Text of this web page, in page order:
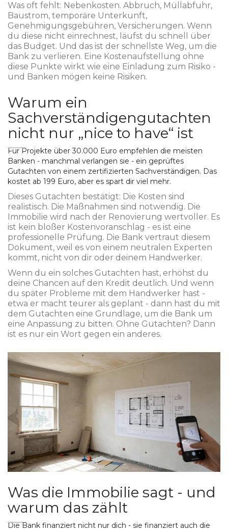
Was oft fehlt: Nebenkosten. Abbruch, Müllabfuhr,
Baustrom, temporäre Unterkunft,
Genehmigungsgebühren, Versicherungen. Wenn
du diese nicht einrechnest, läufst du schnell über
das Budget. Und das ist der schnellste Weg, um die
Bank zu verlieren. Eine Kostenaufstellung ohne
diese Punkte wirkt wie eine Einladung zum Risiko -
und Banken mögen keine Risiken.
Warum ein
Sachverständigengutachten
nicht nur „nice to have“ ist
Für Projekte über 30.000 Euro empfehlen die meisten
Banken - manchmal verlangen sie - ein geprüftes
Gutachten von einem zertifizierten Sachverständigen. Das
kostet ab 199 Euro, aber es spart dir viel mehr.
Dieses Gutachten bestätigt: Die Kosten sind
realistisch. Die Maßnahmen sind notwendig. Die
Immobilie wird nach der Renovierung wertvoller. Es
ist kein bloßer Kostenvoranschlag - es ist eine
professionelle Prüfung. Die Bank vertraut diesem
Dokument, weil es von einem neutralen Experten
kommt, nicht von dir oder deinem Handwerker.
Wenn du ein solches Gutachten hast, erhöhst du
deine Chancen auf den Kredit deutlich. Und wenn
du später Probleme mit dem Handwerker hast -
etwa er macht teurer als geplant - dann hast du mit
dem Gutachten eine Grundlage, um die Bank um
eine Anpassung zu bitten. Ohne Gutachten? Dann
ist es nur ein Wort gegen ein anderes.
Was die Immobilie sagt - und
warum das zählt
Die Bank finanziert nicht nur dich - sie finanziert auch die